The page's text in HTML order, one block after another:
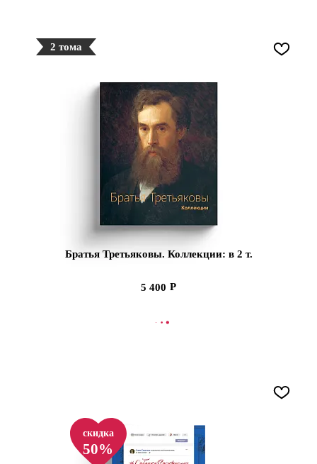
2 тома
Братья Третьяковы. Коллекции: в 2 т.
5 400
В КОРЗИНУ
скидка
50%